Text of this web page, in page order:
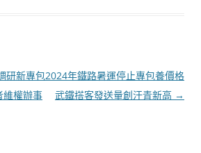
研新專包
維權辦事
2024年鐵路暑運停止專包養價格
武鐵搭客發送量創汗青新高 →